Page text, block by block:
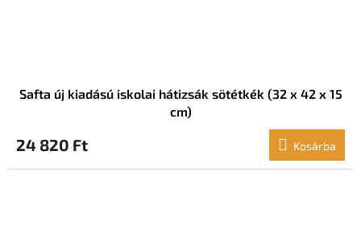
Safta új kiadású iskolai hátizsák sötétkék (32 x 42 x 15
cm)
24 820 Ft Kosárba